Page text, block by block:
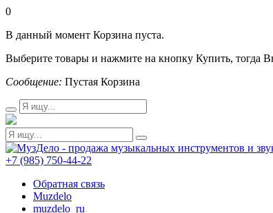
0
В данный момент Корзина пуста.
Выберите товары и нажмите на кнопку Купить, тогда
Сообщение: Пустая Корзина
+7 (985) 750-44-22
Обратная связь
Muzdelo
muzdelo_ru